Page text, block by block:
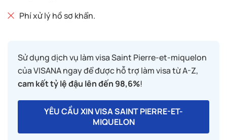
Phí xử lý hồ sơ khẩn.
Sử dụng dịch vụ làm visa Saint Pierre-et-miquelon
của VISANA ngay để được hỗ trợ làm visa từ A-Z,
cam kết tỷ lệ đậu lên đến 98,6%!
YÊU CẦU XIN VISA SAINT PIERRE-ET-
MIQUELON